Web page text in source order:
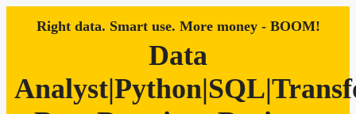
Right data. Smart use. More money - BOOM!
Data